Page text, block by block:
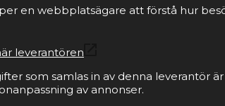
en webbplatsägare att förstå hur
leverantören
som samlas in av denna leverantör
av annonser.